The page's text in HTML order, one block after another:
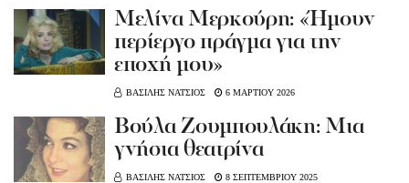
Μελίνα Μερκούρη: «Ήμουν
περίεργο πράγμα για την
εποχή μου»
ΒΑΣΙΛΗΣ ΝΑΤΣΙΟΣ 6 ΜΑΡΤΙΟΥ 2026
Βούλα Ζουμπουλάκη: Μια
γνήσια θεατρίνα
ΒΑΣΙΛΗΣ ΝΑΤΣΙΟΣ 8 ΣΕΠΤΕΜΒΡΙΟΥ 2025